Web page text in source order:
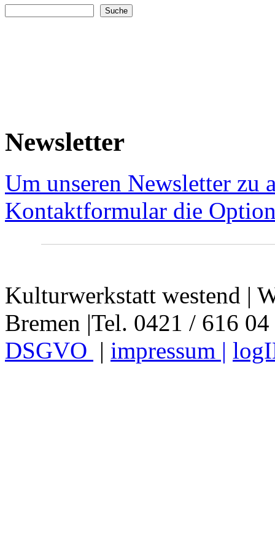
Newsletter
Um unseren Newsletter zu
Kontaktformular die
Kulturwerkstatt westend |
Bremen |Tel. 0421 / 616
DSGVO | impressum |